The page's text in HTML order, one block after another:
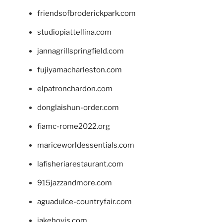
friendsofbroderickpark.com
studiopiattellina.com
jannagrillspringfield.com
fujiyamacharleston.com
elpatronchardon.com
donglaishun-order.com
fiamc-rome2022.org
mariceworldessentials.com
lafisheriarestaurant.com
915jazzandmore.com
aguadulce-countryfair.com